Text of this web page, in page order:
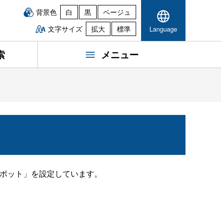
背景色 白 黒
ベージュ
文字サイズ
拡大 標準 Language
メニュー
ット」を設定しています。